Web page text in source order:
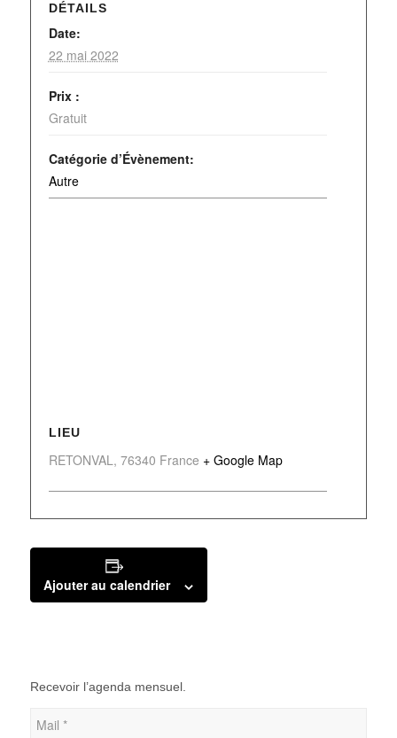
DÉTAILS
Date:
22 mai 2022
Prix :
Gratuit
Catégorie d’Évènement:
Autre
LIEU
RETONVAL, 76340 France + Google Map
Ajouter au calendrier
Recevoir l’agenda mensuel.